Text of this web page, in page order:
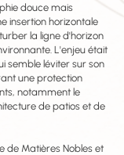
douce mais
insertion horizontale
la ligne d'horizon
L'enjeu était
semble léviter sur son
une protection
notamment le
de patios et de
de Matières Nobles et